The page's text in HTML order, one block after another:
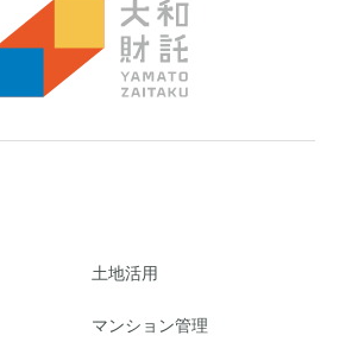
⼟地活⽤
マンション管理